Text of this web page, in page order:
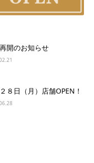
開のお知らせ
８日（月）店舗OPEN！